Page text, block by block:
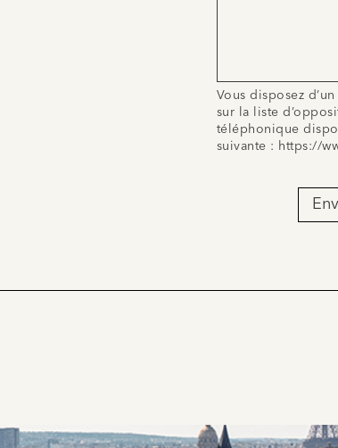
Vous disposez
sur la liste
téléphonique
suivante : https://